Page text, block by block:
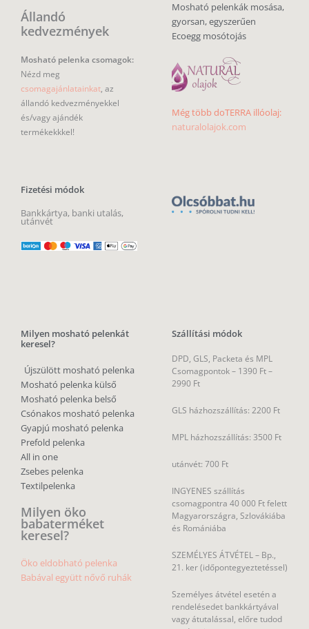
Állandó
kedvezmények
Mosható pelenka csomagok:
Nézd meg
csomagajánlatainkat, az
állandó kedvezményekkel
és/vagy ajándék
termékekkkel!
Fizetési módok
Bankkártya, banki utalás,
utánvét
Mosható pelenkák mosása,
gyorsan, egyszerűen
Ecoegg mosótojás
Még több doTERRA illóolaj:
naturalolajok.com
Milyen mosható pelenkát
keresel?
Újszülött mosható pelenka
Mosható pelenka külső
Mosható pelenka belső
Csónakos mosható pelenka
Gyapjú mosható pelenka
Prefold pelenka
All in one
Zsebes pelenka
Textilpelenka
Milyen öko
babaterméket
keresel?
Öko eldobható pelenka
Babával együtt nővő ruhák
Szállítási módok
DPD, GLS, Packeta és MPL
Csomagpontok – 1390 Ft –
2990 Ft
GLS házhozszállítás: 2200 Ft
MPL házhozszállítás: 3500 Ft
utánvét: 700 Ft
INGYENES szállítás
csomagpontra 40 000 Ft felett
Magyarországra, Szlovákiába
és Romániába
SZEMÉLYES ÁTVÉTEL – Bp.,
21. ker (időpontegyeztetéssel)
Személyes átvétel esetén a
rendelésedet bankkártyával
vagy átutalással, előre tudod